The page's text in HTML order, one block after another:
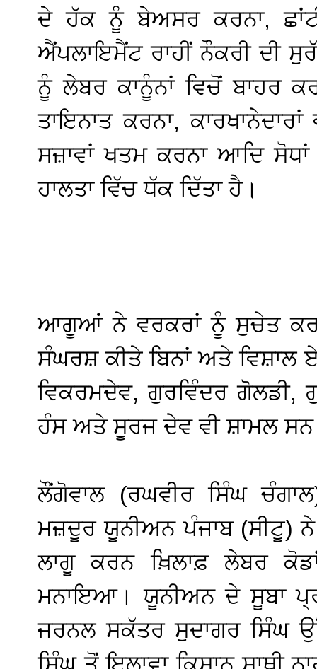
ਦੇ ਹੱਕ ਨੂੰ ਬੇਅਸਰ ਕਰਨਾ,
ਐਂਪਲਾਇਮੈਂਟ ਰਾਹੀਂ ਨੌਕਰੀ ਦੀ
ਨੂੰ ਲੇਬਰ ਕਾਨੂੰਨਾਂ ਵਿਚੋਂ ਬਾਹਰ
ਤਾਇਨਾਤ ਕਰਨਾ,
ਸਜ਼ਾਵਾਂ ਖਤਮ ਕਰਨਾ ਆਦਿ
ਹਾਲਤਾ ਵਿੱਚ ਧੱਕ ਦਿੱਤਾ ਹੈ।
ਆਗੂਆਂ ਨੇ ਵਰਕਰਾਂ ਨੂੰ ਸੁਚੇਤ
ਸੰਘਰਸ਼ ਕੀਤੇ ਬਿਨਾਂ ਅਤੇ ਵਿਸ਼ਾਲ
ਵਿਕਰਮਦੇਵ, ਗੁਰਵਿੰਦਰ ਗੋਲਡੀ,
ਹੰਸ ਅਤੇ ਸੂਰਜ ਦੇਵ ਵੀ ਸ਼ਾਮਲ
ਲੌਂਗੋਵਾਲ (ਰਘਵੀਰ ਸਿੰਘ
ਮਜ਼ਦੂਰ ਯੂਨੀਅਨ ਪੰਜਾਬ (ਸੀਟੂ)
ਲਾਗੂ ਕਰਨ ਖ਼ਿਲਾਫ਼ ਲੇਬਰ
ਮਨਾਇਆ। ਯੂਨੀਅਨ ਦੇ ਸੂਬਾ
ਜਰਨਲ ਸਕੱਤਰ ਸੁਦਾਗਰ ਸਿੰਘ